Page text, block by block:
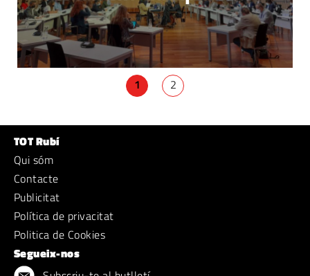
1 2
TOT Rubí
Qui sóm
Contacte
Publicitat
Política de privacitat
Politica de Cookies
Segueix-nos